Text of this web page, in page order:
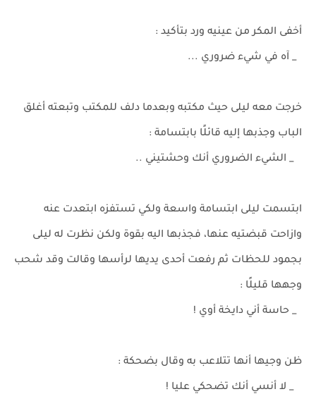
أخفى المكر من عينيه ورد بتأكيد :
_ آه في شيء ضروري ...
خرجت معه ليلى حيث مكتبه وبعدما دلف للمكتب وتبعته أغلق
الباب وجذبها إليه قائلًا بابتسامة :
_ الشيء الضروري أنك وحشتيني ..
ابتسمت ليلى ابتسامة واسعة ولكي تستفزه ابتعدت عنه
وازاحت قبضتيه عنها، فجذبها اليه بقوة ولكن نظرت له ليلى
بجمود للحظات ثم رفعت أحدى يديها لرأسها وقالت وقد شحب
وجهها قليلًا :
_ حاسة أني دايخة أوي !
ظن وجيها أنها تتلاعب به وقال بضحكة :
_ لا أنسي أنك تضحكي عليا !